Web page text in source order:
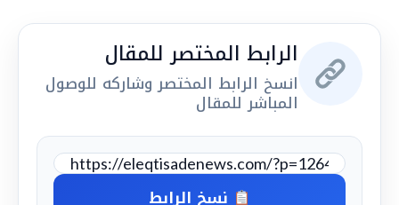
الرابط المختصر للمقال
انسخ الرابط المختصر وشاركه للوصول
المباشر للمقال
نسخ الرابط